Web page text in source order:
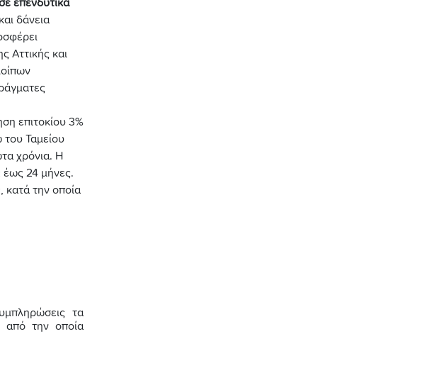
επενδυτικά
δάνεια
Αττικής και
επιτοκίου 3%
του Ταμείου
χρόνια. H
έως 24 μήνες.
κατά την οποία
τα
από την οποία